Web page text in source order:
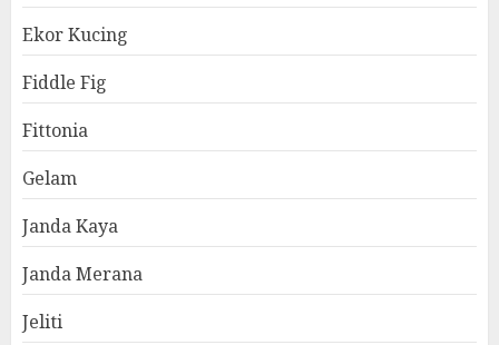
Ekor Kucing
Fiddle Fig
Fittonia
Gelam
Janda Kaya
Janda Merana
Jeliti